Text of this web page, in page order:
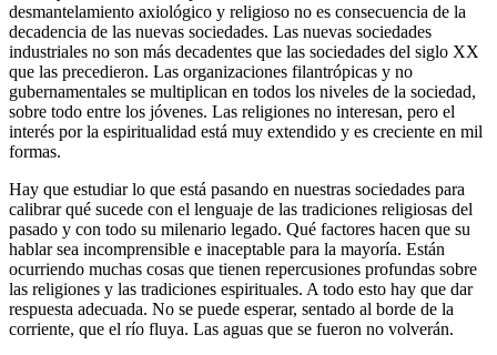
desmantelamiento axiológico y religioso no es consecuencia de la
decadencia de las nuevas sociedades. Las nuevas sociedades
industriales no son más decadentes que las sociedades del siglo XX
que las precedieron. Las organizaciones filantrópicas y no
gubernamentales se multiplican en todos los niveles de la sociedad,
sobre todo entre los jóvenes. Las religiones no interesan, pero el
interés por la espiritualidad está muy extendido y es creciente en mil
formas.
Hay que estudiar lo que está pasando en nuestras sociedades para
calibrar qué sucede con el lenguaje de las tradiciones religiosas del
pasado y con todo su milenario legado. Qué factores hacen que su
hablar sea incomprensible e inaceptable para la mayoría. Están
ocurriendo muchas cosas que tienen repercusiones profundas sobre
las religiones y las tradiciones espirituales. A todo esto hay que dar
respuesta adecuada. No se puede esperar, sentado al borde de la
corriente, que el río fluya. Las aguas que se fueron no volverán.